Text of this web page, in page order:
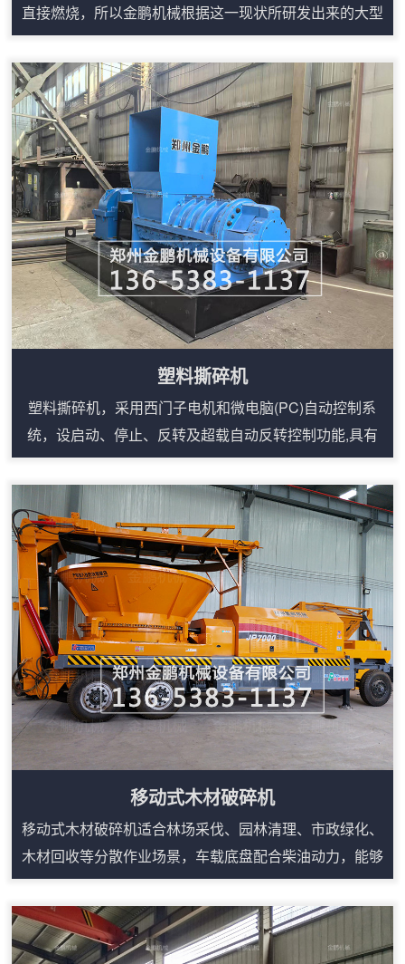
直接燃烧，所以金鹏机械根据这一现状所研发出来的大型
稻草粉碎机就能很简单的解决这些问题。稻草捆粉碎机在
吸收多种粉碎机设备优点的基础上，充分运用冲击、剪
切、相互挤压、研磨等理论精心研制出来的，稻草捆粉碎
机主要用于粉碎各类稻草，该设备的特点是采用双电机、
减速机来进行驱动双棍进行剪切粉碎，产量相比传统的铡
草机要高。稻草捆粉碎机构造：1、破碎机主体设备...
塑料撕碎机
塑料撕碎机，采用西门子电机和微电脑(PC)自动控制系
统，设启动、停止、反转及超载自动反转控制功能,具有
低速、大转矩、低噪音等特点。轴承座采用对开型式，拆
装换刀容易方便适合撕碎特大、特厚难碎物料。塑料撕碎
机工作原理：塑料撕碎机由撕碎机构、支架、回收箱及拉
车四部分组成，设备尺寸大小由物料大小及物料处理量决
定。管材粉碎机内部设计有过滤网装置，当塑料撕碎机正
常工作时，过滤网起到分离物料和液体的作用，...
移动式木材破碎机
移动式木材破碎机适合林场采伐、园林清理、市政绿化、
木材回收等分散作业场景，车载底盘配合柴油动力，能够
减少固定生产线对场地和电源的依赖。设备可处理树枝、
树根、板皮、废旧家具、木托盘等多类木质物料，进料口
宽、咬料能力强，搭配输送装置可连续出料。液压翻转和